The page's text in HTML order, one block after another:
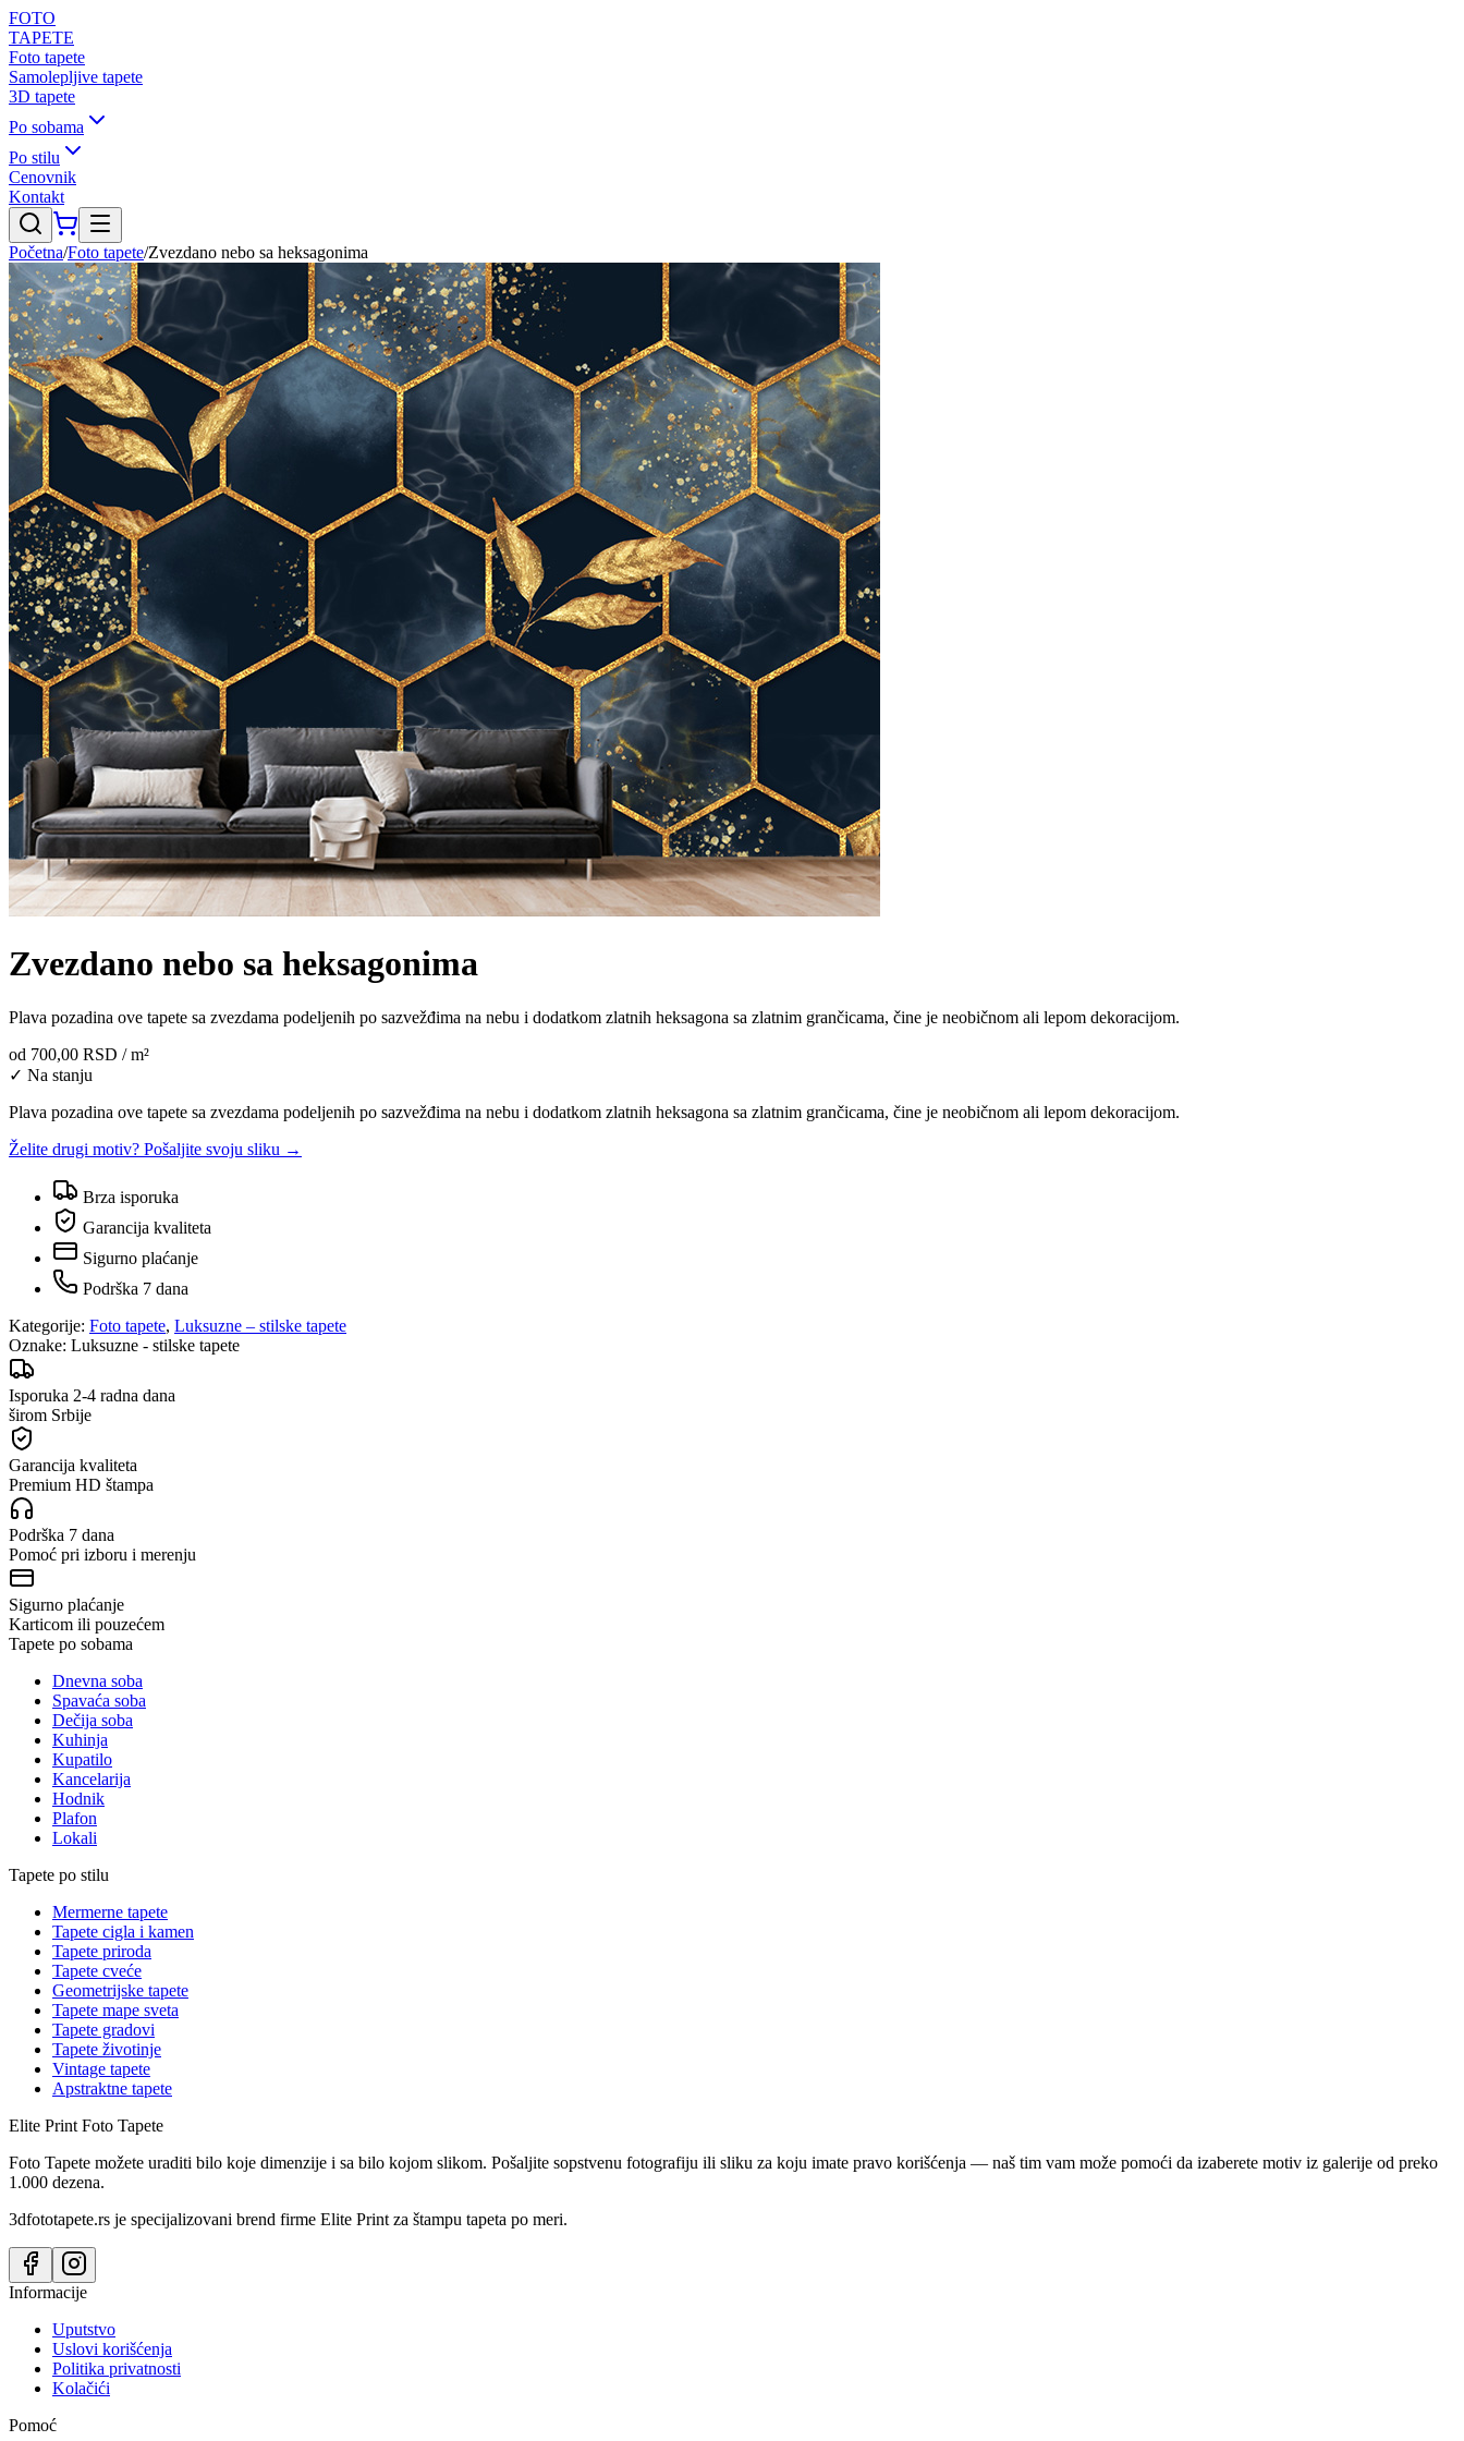
FOTO
TAPETE
Foto tapete
Samolepljive tapete
3D tapete
Po sobama
Po stilu
Cenovnik
Kontakt
Početna/Foto tapete/Zvezdano nebo sa heksagonima
Zvezdano nebo sa heksagonima
Plava pozadina ove tapete sa zvezdama podeljenih po sazvežđima na nebu i dodatkom zlatnih heksagona sa zlatnim grančicama, čine je neobičnom ali lepom dekoracijom.
od 700,00 RSD / m²
✓ Na stanju
Plava pozadina ove tapete sa zvezdama podeljenih po sazvežđima na nebu i dodatkom zlatnih heksagona sa zlatnim grančicama, čine je neobičnom ali lepom dekoracijom.
Želite drugi motiv? Pošaljite svoju sliku →
Brza isporuka
Garancija kvaliteta
Sigurno plaćanje
Podrška 7 dana
Kategorije: Foto tapete, Luksuzne – stilske tapete
Oznake: Luksuzne - stilske tapete
Isporuka 2-4 radna dana
širom Srbije
Garancija kvaliteta
Premium HD štampa
Podrška 7 dana
Pomoć pri izboru i merenju
Sigurno plaćanje
Karticom ili pouzećem
Tapete po sobama
Dnevna soba
Spavaća soba
Dečija soba
Kuhinja
Kupatilo
Kancelarija
Hodnik
Plafon
Lokali
Tapete po stilu
Mermerne tapete
Tapete cigla i kamen
Tapete priroda
Tapete cveće
Geometrijske tapete
Tapete mape sveta
Tapete gradovi
Tapete životinje
Vintage tapete
Apstraktne tapete
Elite Print Foto Tapete
Foto Tapete možete uraditi bilo koje dimenzije i sa bilo kojom slikom. Pošaljite sopstvenu fotografiju ili sliku za koju imate pravo korišćenja — naš tim vam može pomoći da izaberete motiv iz galerije od preko
1.000 dezena.
3dfototapete.rs je specijalizovani brend firme Elite Print za štampu tapeta po meri.
Informacije
Uputstvo
Uslovi korišćenja
Politika privatnosti
Kolačići
Pomoć